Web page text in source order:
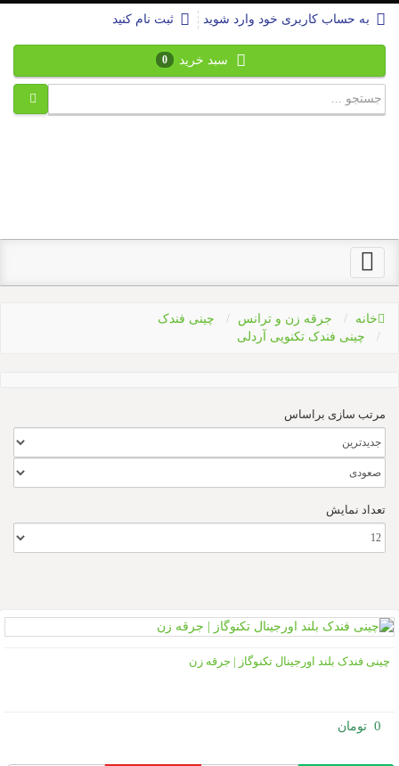
به حساب کاربری خود وارد شوید ثبت نام کنید
سبد خرید
Toggle
navigation
خانه جرقه زن و ترانس
چینی فندک
چینی فندک تکنویی آردلی
مرتب سازی براساس
تعداد نمایش
فندک بلند اورجینال تکنوگاز | جرقه زن